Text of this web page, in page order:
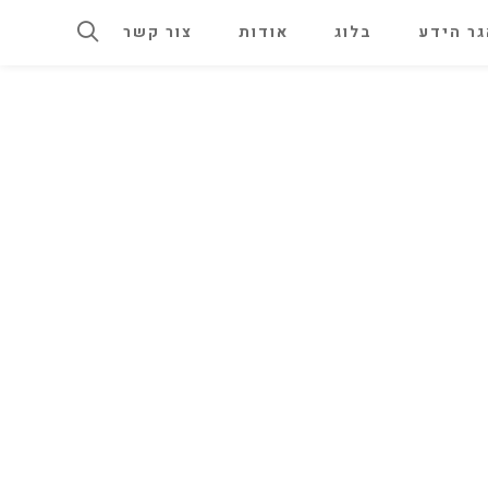
הידע בלוג אודות צור קשר